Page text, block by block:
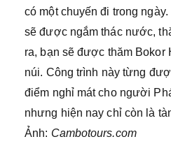
có một chuyến đi trong
sẽ được ngắm thác nước,
ra, bạn sẽ được thăm Bokor
núi. Công trình này từng
điểm nghỉ mát cho người
nhưng hiện nay chỉ còn là
Ảnh: Cambotours.com